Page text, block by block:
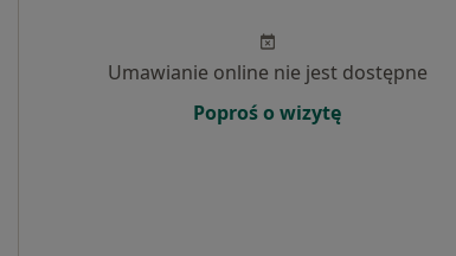
Umawianie online nie jest dostępne
Poproś o wizytę